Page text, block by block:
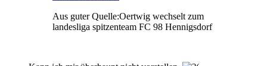
Aus guter Quelle:Oertwig wechselt zum
landesliga spitzenteam FC 98 Hennigsdorf